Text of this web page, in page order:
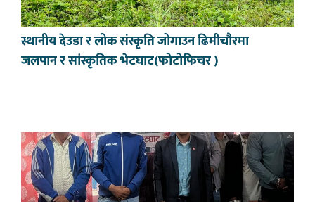
स्थानीय देउडा र लोक संस्कृति जोगाउन ढिमीचौरमा
जलपान र सांस्कृतिक भेटघाट(फोटोफिचर )